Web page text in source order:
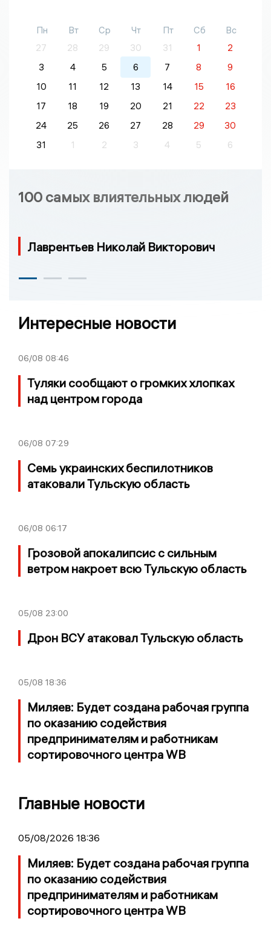
Пн Вт Ср Чт Пт Сб
Вс
27
28 29 30 31 1
2
3
4 5 6 7 8
9
10
11 12 13 14 15
16
17
18 19 20 21 22
23
24
25 26 27 28 29
30
31
1 2 3 4 5 6
100 самых влиятельных людей
Лаврентьев Николай Викторович
Интересные новости
06/08 08:46
Туляки сообщают о громких хлопках
над центром города
06/08 07:29
Семь украинских беспилотников
атаковали Тульскую область
06/08 06:17
Грозовой апокалипсис с сильным
ветром накроет всю Тульскую область
05/08 23:00
Дрон ВСУ атаковал Тульскую область
05/08 18:36
Миляев: Будет создана рабочая группа
по оказанию содействия
предпринимателям и работникам
сортировочного центра WB
Главные новости
05/08/2026 18:36
Миляев: Будет создана рабочая группа
по оказанию содействия
предпринимателям и работникам
сортировочного центра WB